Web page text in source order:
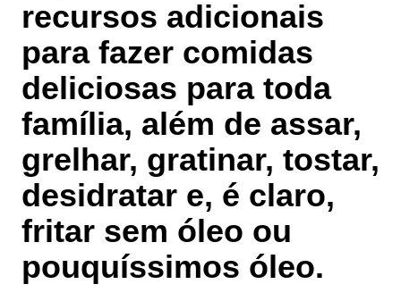
recursos adicionais
para fazer comidas
deliciosas para toda
família, além de assar,
grelhar, gratinar, tostar,
desidratar e, é claro,
fritar sem óleo ou
pouquíssimos óleo.